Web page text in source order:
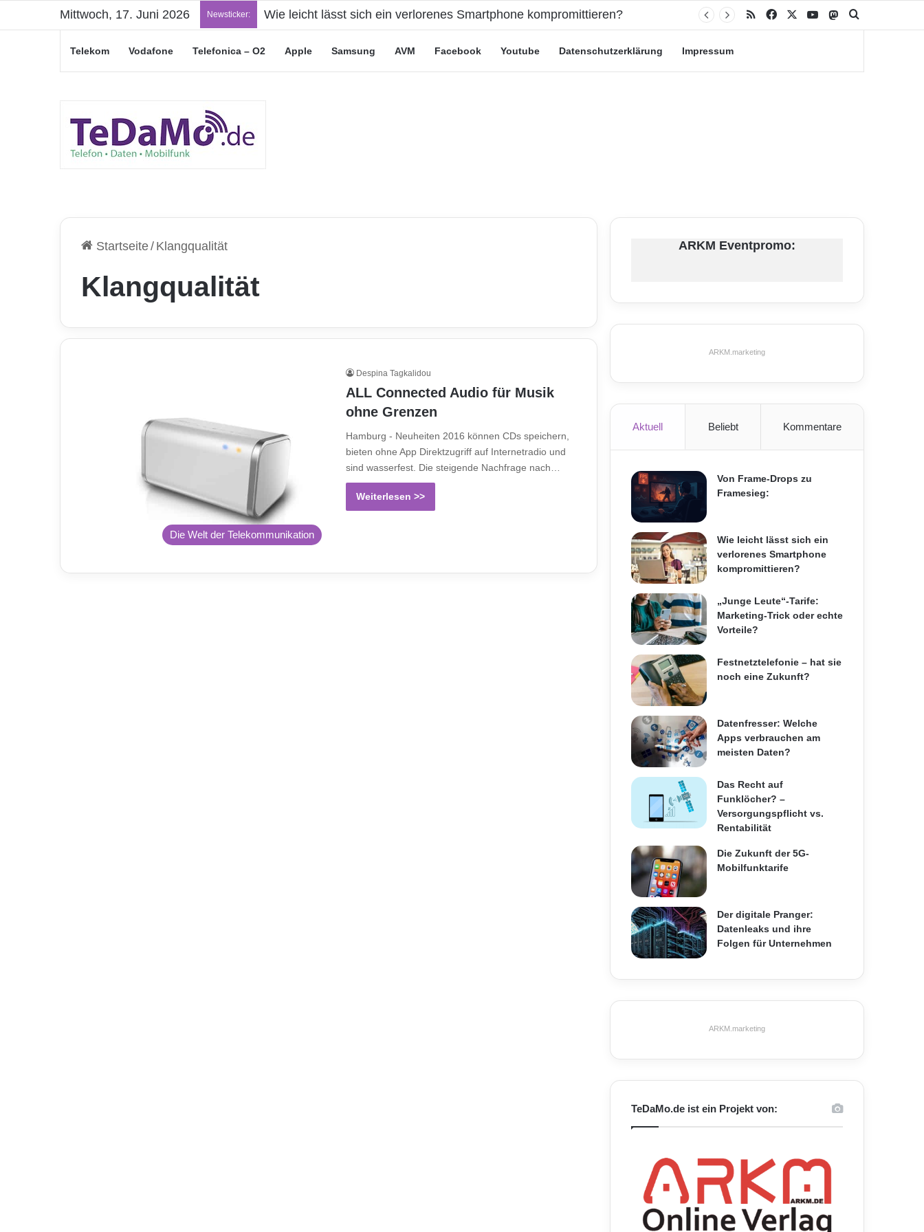
Mittwoch, 17. Juni 2026 Newsticker: Wie leicht lässt sich ein verlorenes Smartphone kompromittieren? RSS Facebook YouTubeMastodon
Telekom Vodafone Telefonica – O2 Apple Samsung AVM Facebook Youtube Datenschutzerklärung Impressum
Startseite/ Klangqualität
Klangqualität
Die Welt der Telekommunikation
Despina Tagkalidou
ALL Connected Audio für Musik
ohne Grenzen
Hamburg - Neuheiten 2016 können CDs speichern,
bieten ohne App Direktzugriff auf Internetradio und
sind wasserfest. Die steigende Nachfrage nach…
Weiterlesen >>
ARKM Eventpromo:
ARKM.marketing
Aktuell Beliebt Kommentare
Von Frame-Drops zu
Framesieg:
Wie leicht lässt sich ein
verlorenes Smartphone
kompromittieren?
„Junge Leute“-Tarife:
Marketing-Trick oder echte
Vorteile?
Festnetztelefonie – hat sie
noch eine Zukunft?
Datenfresser: Welche
Apps verbrauchen am
meisten Daten?
Das Recht auf
Funklöcher? –
Versorgungspflicht vs.
Rentabilität
Die Zukunft der 5G-
Mobilfunktarife
Der digitale Pranger:
Datenleaks und ihre
Folgen für Unternehmen
ARKM.marketing
TeDaMo.de ist ein Projekt von: